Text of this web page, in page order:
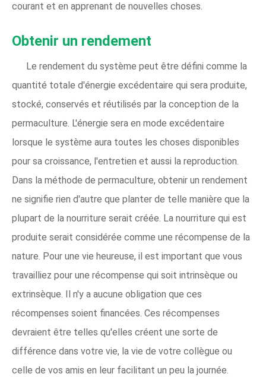
courant et en apprenant de nouvelles choses.
Obtenir un rendement
Le rendement du système peut être défini comme la
quantité totale d'énergie excédentaire qui sera produite,
stocké, conservés et réutilisés par la conception de la
permaculture. L'énergie sera en mode excédentaire
lorsque le système aura toutes les choses disponibles
pour sa croissance, l'entretien et aussi la reproduction.
Dans la méthode de permaculture, obtenir un rendement
ne signifie rien d'autre que planter de telle manière que la
plupart de la nourriture serait créée. La nourriture qui est
produite serait considérée comme une récompense de la
nature. Pour une vie heureuse, il est important que vous
travailliez pour une récompense qui soit intrinsèque ou
extrinsèque. Il n'y a aucune obligation que ces
récompenses soient financées. Ces récompenses
devraient être telles qu'elles créent une sorte de
différence dans votre vie, la vie de votre collègue ou
celle de vos amis en leur facilitant un peu la journée.